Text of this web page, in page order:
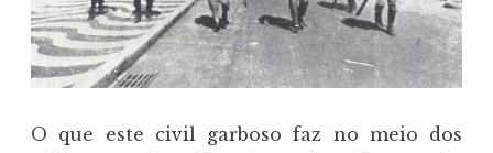
O que este civil garboso faz no meio dos